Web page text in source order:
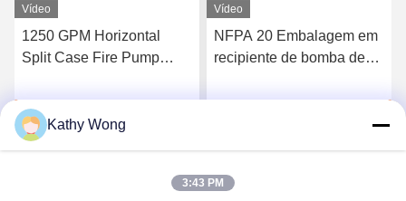
Vídeo
1250 GPM Horizontal
Split Case Fire Pump
Falem Agora.
Vídeo
NFPA 20 Embalagem em
recipiente de bomba de
deslizamento aprovada
Kathy Wong
3:43 PM